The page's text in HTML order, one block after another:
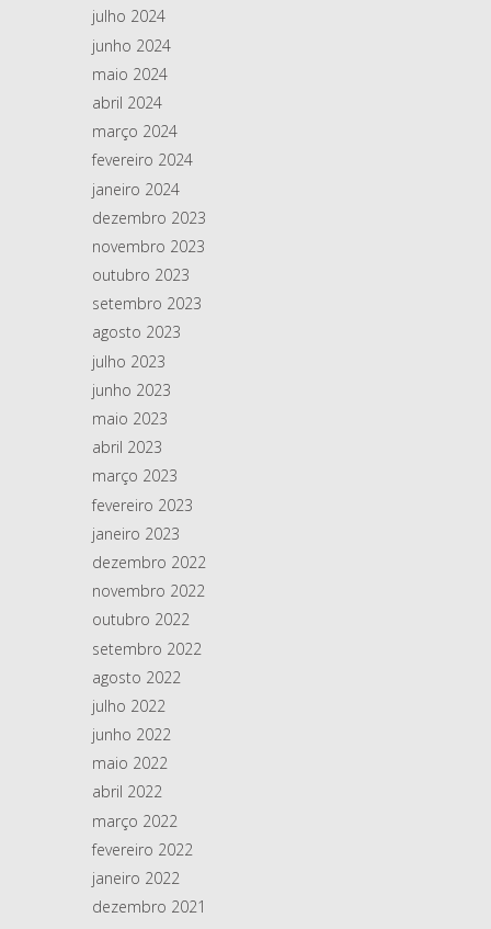
julho 2024
junho 2024
maio 2024
abril 2024
março 2024
fevereiro 2024
janeiro 2024
dezembro 2023
novembro 2023
outubro 2023
setembro 2023
agosto 2023
julho 2023
junho 2023
maio 2023
abril 2023
março 2023
fevereiro 2023
janeiro 2023
dezembro 2022
novembro 2022
outubro 2022
setembro 2022
agosto 2022
julho 2022
junho 2022
maio 2022
abril 2022
março 2022
fevereiro 2022
janeiro 2022
dezembro 2021